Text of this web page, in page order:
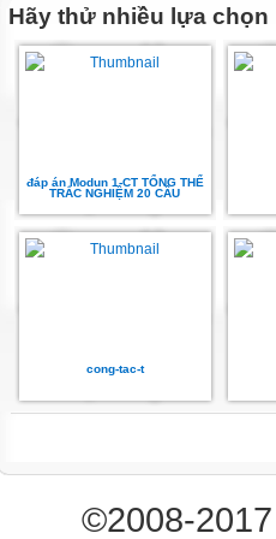
C. Lăm mươi năm
A. 5 ngày
B. 6 ngày
B. 32
Câu 5: Số 55 đọc là
Hãy thử nhiều lựa chọn
đáp án Modun 1-CT TỔNG THỂ
TRẮC NGHIỆM 20 CÂU
cong-tac-t
©2008-